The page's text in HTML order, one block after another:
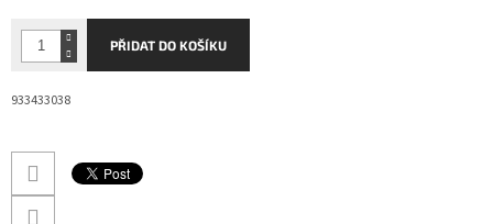
PŘIDAT DO KOŠÍKU
933433038